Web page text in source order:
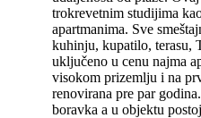
trokrevetnim studijima
apartmanima. Sve
kuhinju, kupatilo, terasu,
uključeno u cenu najma
visokom prizemlju i na
renovirana pre par
boravka a u objektu